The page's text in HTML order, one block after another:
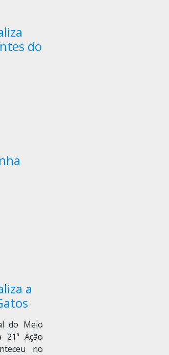
do
a
do Meio
21ª Ação
no